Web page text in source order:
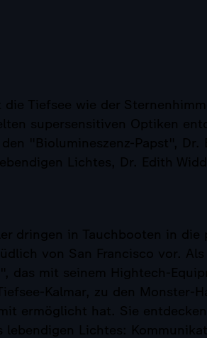
Tiefsee wie der
supersensitiven Optiken
"Biolumineszenz-Papst", Dr.
Lichtes, Dr. Edith
dringen in Tauchbooten in die
von San Francisco vor.
das mit seinem Hightech-
Kalmar, zu den Monster-
ermöglicht hat. Sie
lebendigen Lichtes: